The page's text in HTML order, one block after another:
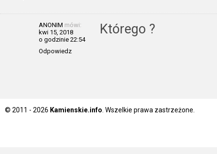
ANONIM mówi:
kwi 15, 2018
o godzinie 22:54
Odpowiedz
Którego ?
© 2011 - 2026 Kamienskie.info . Wszelkie prawa zastrzeżone.